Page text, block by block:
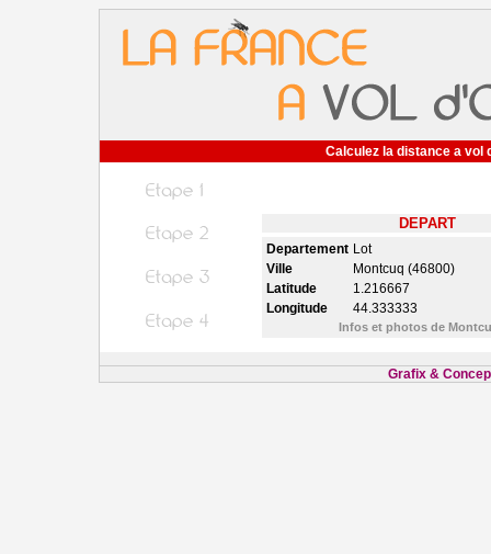
Calculez la distance a vol
DEPART
Departement Lot
Ville
Montcuq (46800)
Latitude
1.216667
Longitude
44.333333
Infos et photos de
Grafix &